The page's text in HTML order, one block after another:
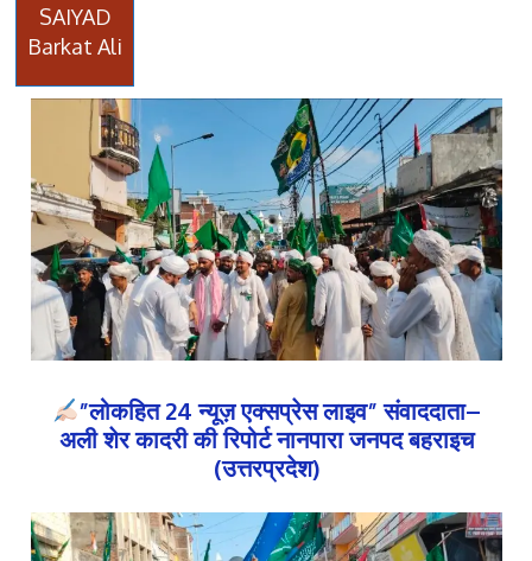
SAIYAD
Barkat Ali
”लोकहित 24 न्यूज़ एक्सप्रेस लाइव” संवाददाता–
अली शेर कादरी की रिपोर्ट नानपारा जनपद बहराइच
(उत्तरप्रदेश)